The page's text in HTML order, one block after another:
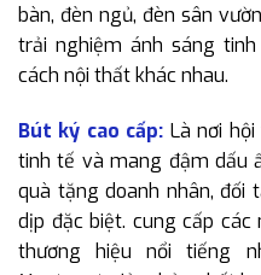
bàn, đèn ngủ, đèn sân
trải nghiệm ánh sáng
cách nội thất khác nhau.
Bút ký cao cấp: Là nơi
tinh tế và mang đậm dấu
quà tặng doanh nhân, đối
dịp đặc biệt. cung cấp
thương hiệu nổi tiếng